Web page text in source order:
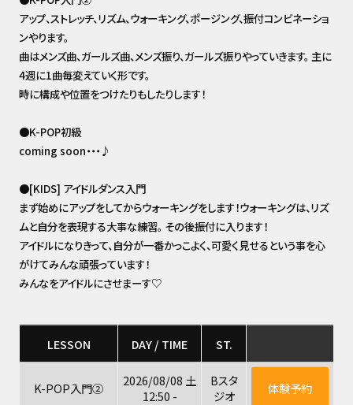
アップ、ストレッチ、リズム、ウォーキング、ポージング、振付コンビネーショ
ンやります。
曲はメンズ曲、ガールズ曲、メンズ振り、ガールズ振りやっていきます。 主に
4週に1曲毎変えていく形です。
時に構成や位置をつけたりもしたりします！
●K-POP初級
coming soon・・・♪
●[KIDS] アイドルダンス入門
まず始めにアップをしてからウォーキングをします！ウォーキングは、リズ
ムと自分を表現する大事な練習。 その後振付に入ります！
アイドルになりきって、自分が一番かっこよく、可愛く見せるという事を心
がけてみんな頑張っています！
みんなをアイドルにさせまーす♡
LESSON DAY / TIME ST.
K-POP入門②
2026/08/08 土
12:50 -
Bスタ
ジオ
体験予約